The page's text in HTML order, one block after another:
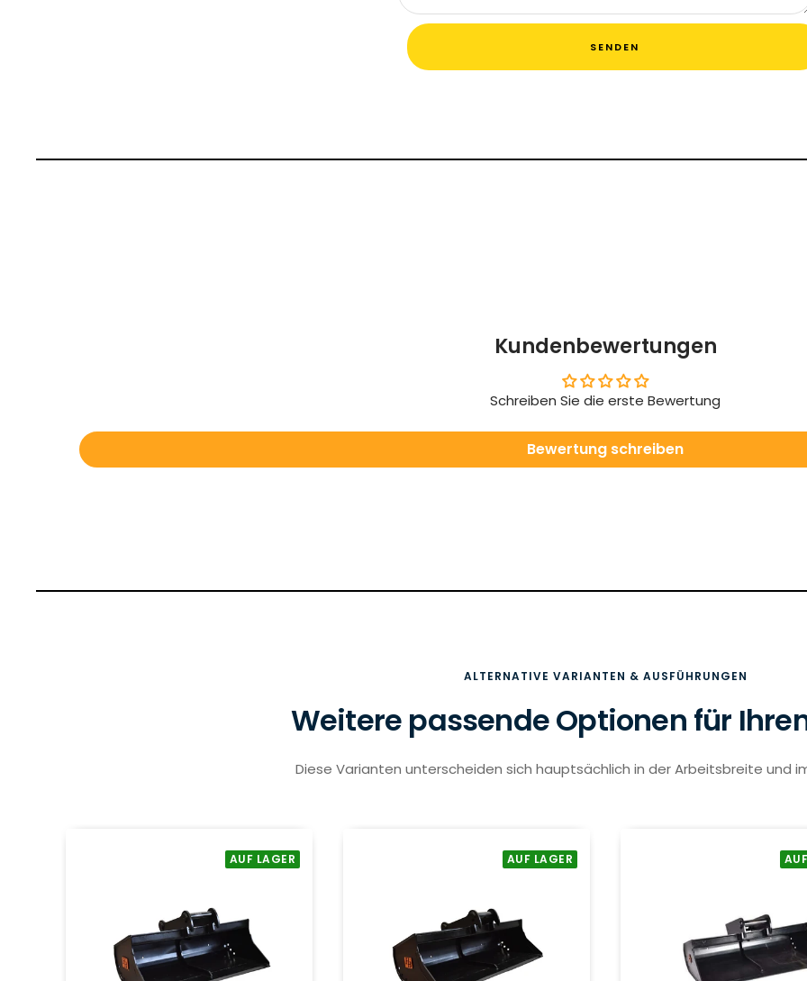
SENDEN
Kundenbewertungen
Schreiben Sie die erste Bewertung
Bewertung schreiben
ALTERNATIVE VARIANTEN & AUSFÜHRUNGEN
Weitere passende Optionen für
Diese Varianten unterscheiden sich hauptsächlich in der Arbeitsbreite und
AUF LAGER AUF LAGER